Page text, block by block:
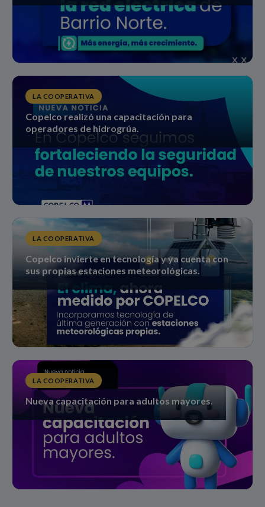
LA COOPERATIVA
Copelco realizó una capacitación para
operadores de hidrogrúa.
LA COOPERATIVA
Copelco invierte en tecnología y ya cuenta con
sus propias estaciones meteorológicas.
LA COOPERATIVA
Nueva capacitación para adultos mayores.